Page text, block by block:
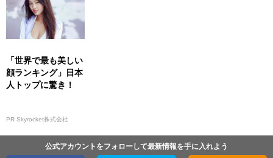
「世界で最も美しい
顔ランキング」日本
人トップに驚き！
PR Skyrocket株式会社
公式アカウントをフォローして最新情報を手に入れよう